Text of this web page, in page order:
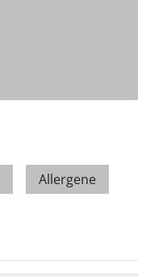
Allergene